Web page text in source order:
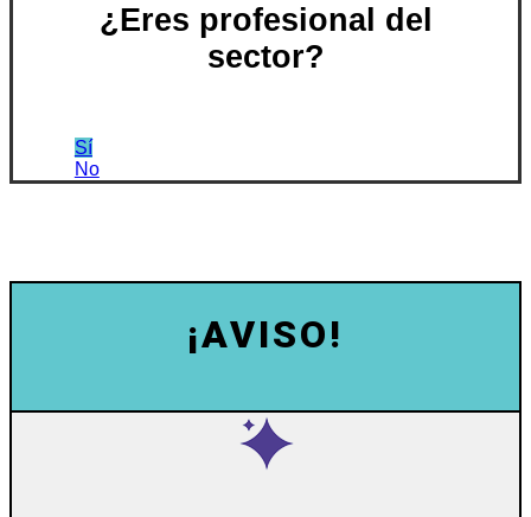
¿Eres profesional del
sector?
Sí
No
¡AVISO!